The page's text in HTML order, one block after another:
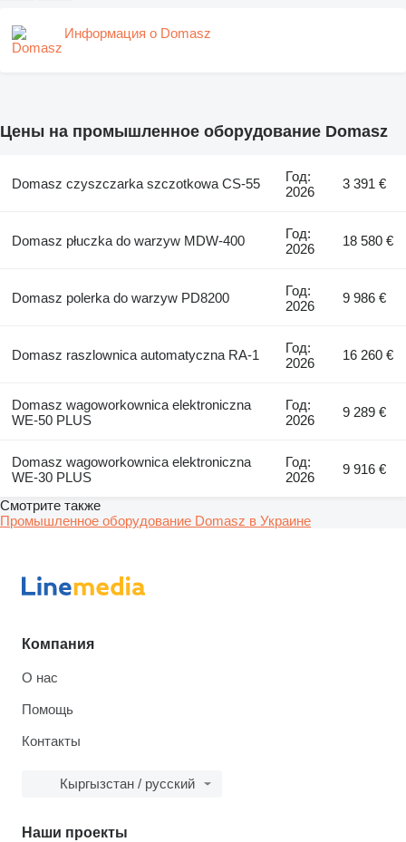
Информация о Domasz
Цены на промышленное оборудование Domasz
Domasz czyszczarka szczotkowa CS-55
Год:
2026
3 391 €
Domasz płuczka do warzyw MDW-400
Год:
2026
18 580 €
Domasz polerka do warzyw PD8200
Год:
2026
9 986 €
Domasz raszlownica automatyczna RA-1
Год:
2026
16 260 €
Domasz wagoworkownica elektroniczna
WE-50 PLUS
Год:
2026
9 289 €
Domasz wagoworkownica elektroniczna
WE-30 PLUS
Год:
2026
9 916 €
Смотрите также
Промышленное оборудование Domasz в Украине
Компания
О нас
Помощь
Контакты
Кыргызстан / русский
Наши проекты